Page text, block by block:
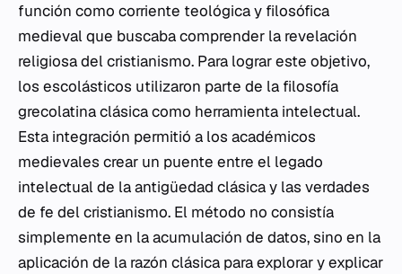
función como corriente teológica y filosófica
medieval que buscaba comprender la revelación
religiosa del cristianismo. Para lograr este objetivo,
los escolásticos utilizaron parte de la filosofía
grecolatina clásica como herramienta intelectual.
Esta integración permitió a los académicos
medievales crear un puente entre el legado
intelectual de la antigüedad clásica y las verdades
de fe del cristianismo. El método no consistía
simplemente en la acumulación de datos, sino en la
aplicación de la razón clásica para explorar y explicar